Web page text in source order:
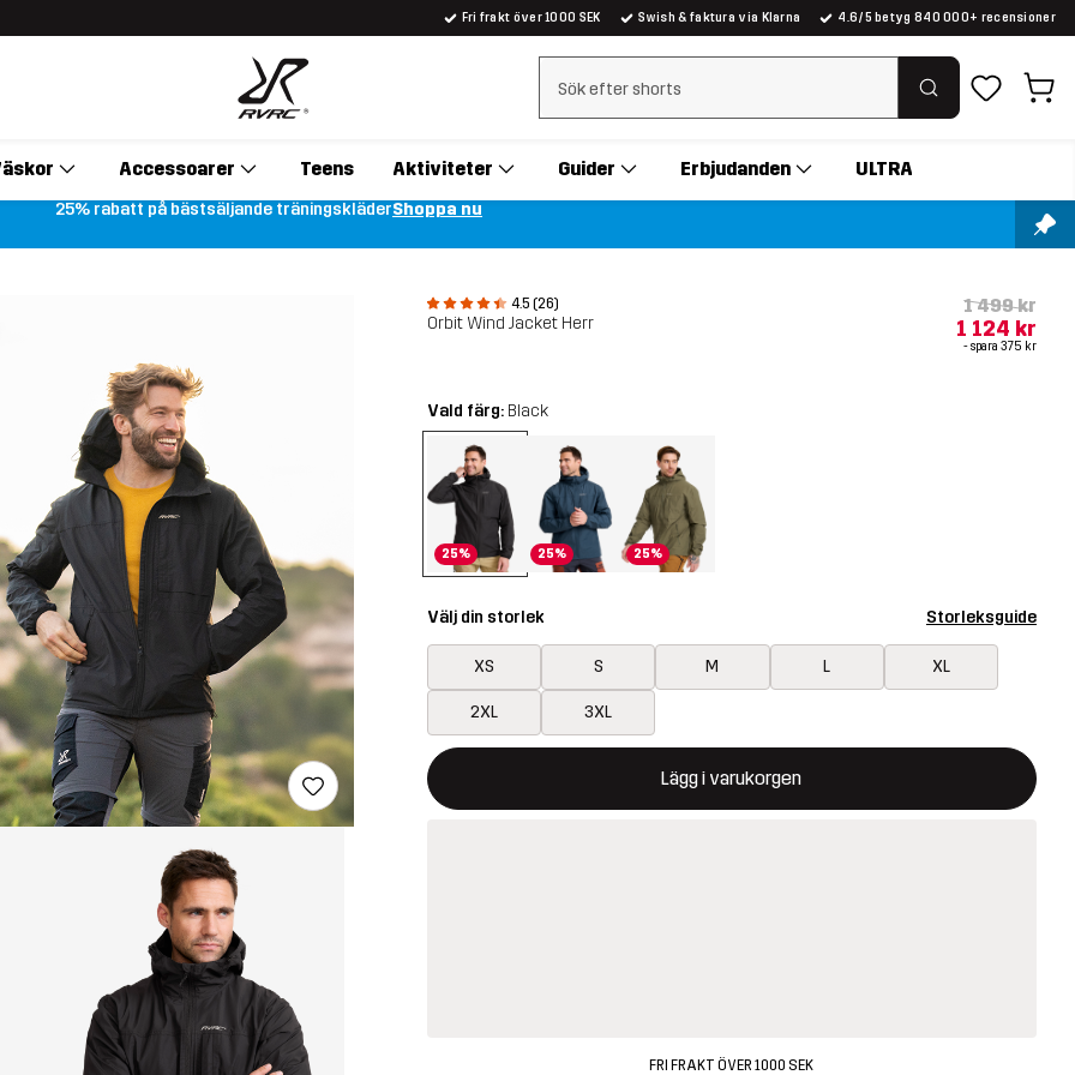
Fri frakt över 1000 SEK Swish & faktura via Klarna 4.6/5 betyg 840 000+ recensioner
Rensa sök
Accessoarer Teens Aktiviteter Guider Erbjudanden ULTRA
25% rabatt på bästsäljande träningskläderShoppa nu
4.5 (26)
Orbit Wind Jacket Herr
1 499 kr
1 124 kr
- spara 375 kr
Vald färg: Black
25% 25% 25%
Välj din storlek Storleksguide
XS S M L XL
2XL 3XL
Lägg i varukorgen
Denna knapp kommer att öppna en modal som bekräftar en ny vara i varukorg
{{size}} inte tillgänglig
FRI FRAKT ÖVER 1000 SEK